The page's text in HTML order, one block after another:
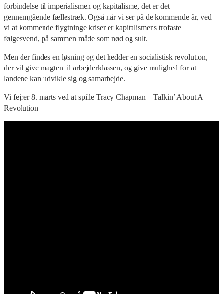
forbindelse til imperialismen og kapitalisme, det er det
gennemgående fællestræk. Også når vi ser på de kommende år, ved
vi at kommende flygtninge kriser er kapitalismens trofaste
følgesvend, på sammen måde som nød og sult.
Men der findes en løsning og det hedder en socialistisk revolution,
der vil give magten til arbejderklassen, og give mulighed for at
landene kan udvikle sig og samarbejde.
Vi fejrer 8. marts ved at spille Tracy Chapman – Talkin’ About A
Revolution